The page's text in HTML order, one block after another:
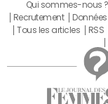
Qui sommes-nous ?
Recrutement
Tous les articles
RSS